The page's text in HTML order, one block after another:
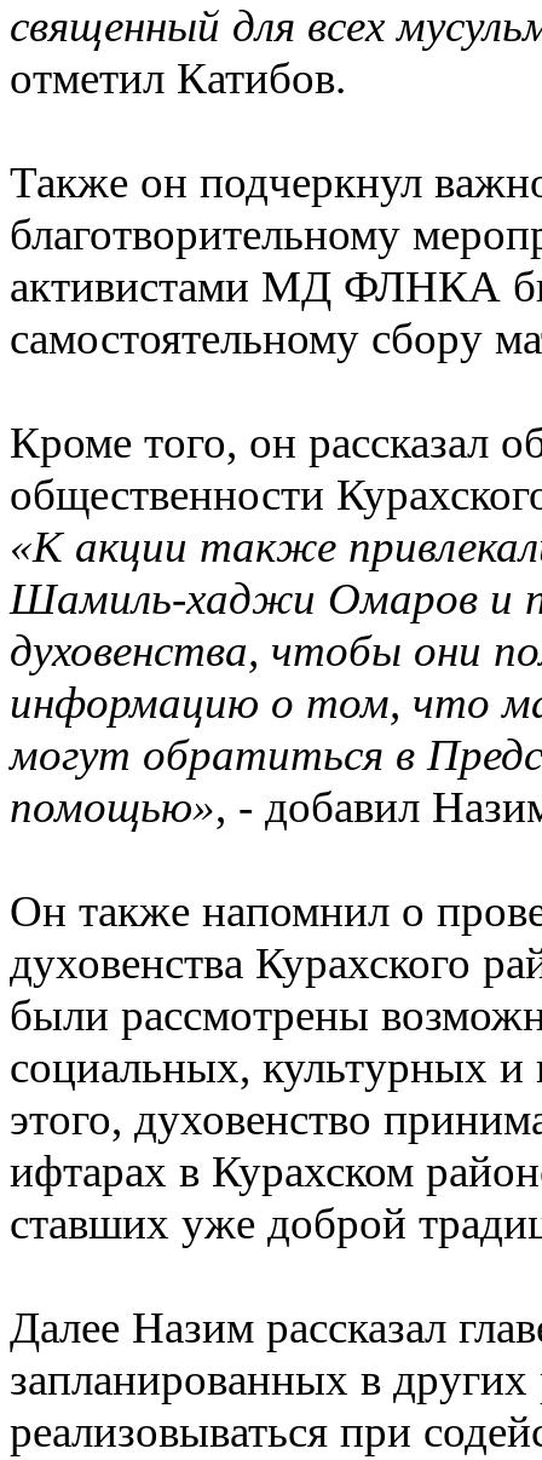
священный для всех
отметил Катибов.
Также он подчеркнул
благотворительному
активистами МД ФЛНКА
самостоятельному сбору
Кроме того, он рассказал
общественности
«К акции также
Шамиль-хаджи Омаров и
духовенства, чтобы они
информацию о том, что
могут обратиться в
помощью», - добавил
Он также напомнил о
духовенства Курахского
были рассмотрены
социальных, культурных
этого, духовенство
ифтарах в Курахском
ставших уже доброй
Далее Назим рассказал
запланированных в
реализовываться при